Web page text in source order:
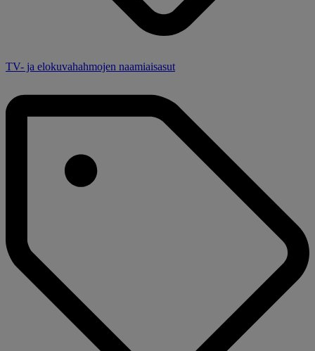
TV- ja elokuvahahmojen naamiaisasut